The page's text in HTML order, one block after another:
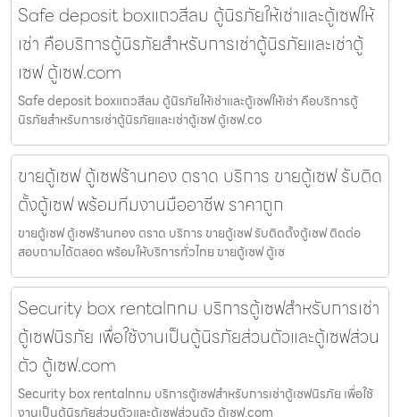
Safe deposit boxแถวสีลม ตู้นิรภัยให้เช่าและตู้เซฟให้
เช่า คือบริการตู้นิรภัยสำหรับการเช่าตู้นิรภัยและเช่าตู้
เซฟ ตู้เซฟ.com
Safe deposit boxแถวสีลม ตู้นิรภัยให้เช่าและตู้เซฟให้เช่า คือบริการตู้
นิรภัยสำหรับการเช่าตู้นิรภัยและเช่าตู้เซฟ ตู้เซฟ.co
ขายตู้เซฟ ตู้เซฟร้านทอง ตราด บริการ ขายตู้เซฟ รับติด
ตั้งตู้เซฟ พร้อมทีมงานมืออาชีพ ราคาถูก
ขายตู้เซฟ ตู้เซฟร้านทอง ตราด บริการ ขายตู้เซฟ รับติดตั้งตู้เซฟ ติดต่อ
สอบถามได้ตลอด พร้อมให้บริการทั่วไทย ขายตู้เซฟ ตู้เซ
Security box rentalกทม บริการตู้เซฟสำหรับการเช่า
ตู้เซฟนิรภัย เพื่อใช้งานเป็นตู้นิรภัยส่วนตัวและตู้เซฟส่วน
ตัว ตู้เซฟ.com
Security box rentalกทม บริการตู้เซฟสำหรับการเช่าตู้เซฟนิรภัย เพื่อใช้
งานเป็นตู้นิรภัยส่วนตัวและตู้เซฟส่วนตัว ตู้เซฟ.com